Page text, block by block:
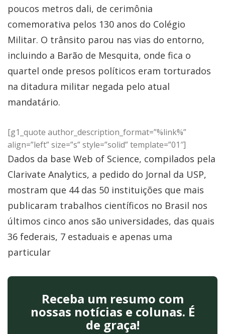
poucos metros dali, de cerimônia
comemorativa pelos 130 anos do Colégio
Militar. O trânsito parou nas vias do entorno,
incluindo a Barão de Mesquita, onde fica o
quartel onde presos políticos eram torturados
na ditadura militar negada pelo atual
mandatário.
[g1_quote author_description_format=”%link%”
align=”left” size=”s” style=”solid” template=”01″]
Dados da base Web of Science, compilados pela
Clarivate Analytics, a pedido do Jornal da USP,
mostram que 44 das 50 instituições que mais
publicaram trabalhos científicos no Brasil nos
últimos cinco anos são universidades, das quais
36 federais, 7 estaduais e apenas uma
particular
Receba um resumo com
nossas notícias e colunas. É
de graça!